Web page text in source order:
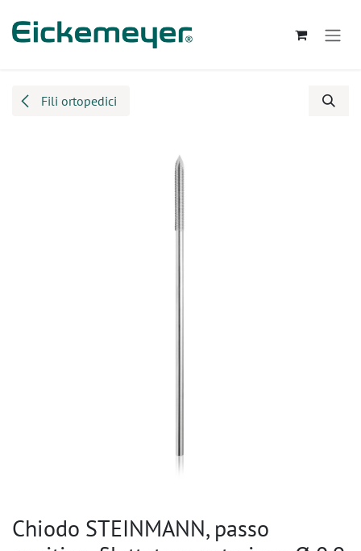
Fili ortopedici
Chiodo STEINMANN, passo